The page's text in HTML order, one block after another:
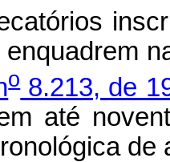
o8.213, de
até
de